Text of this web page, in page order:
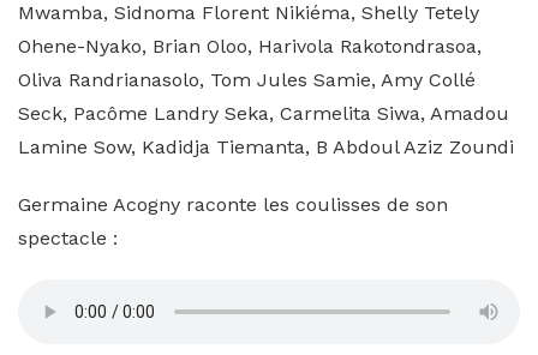
Mwamba, Sidnoma Florent Nikiéma, Shelly Tetely
Ohene-Nyako, Brian Oloo, Harivola Rakotondrasoa,
Oliva Randrianasolo, Tom Jules Samie, Amy Collé
Seck, Pacôme Landry Seka, Carmelita Siwa, Amadou
Lamine Sow, Kadidja Tiemanta, B Abdoul Aziz Zoundi
Germaine Acogny raconte les coulisses de son
spectacle :